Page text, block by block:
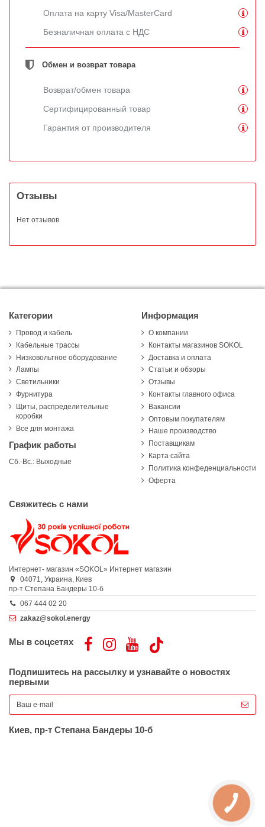
Оплата на карту Visa/MasterCard
Безналичная оплата с НДС
Обмен и возврат товара
Возврат/обмен товара
Сертифицированный товар
Гарантия от производителя
Отзывы
Нет отзывов
Категории
Провод и кабель
Кабельные трассы
Низковольтное оборудование
Лампы
Светильники
Фурнитура
Щиты, распределительные
коробки
Все для монтажа
График работы
Сб.-Вс.: Выходные
Информация
О компании
Контакты магазинов SOKOL
Доставка и оплата
Статьи и обзоры
Отзывы
Контакты главного офиса
Вакансии
Оптовым покупателям
Наше производство
Поставщикам
Карта сайта
Политика конфеденциальности
Оферта
Свяжитесь с нами
Интернет- магазин «SOKOL» Интернет магазин
04071, Украина, Киев
пр-т Степана Бандеры 10-б
067 444 02 20
zakaz@sokol.energy
Мы в соцсетях
Подпишитесь на рассылку и узнавайте о новостях
первыми
Киев, пр-т Степана Бандеры 10-б